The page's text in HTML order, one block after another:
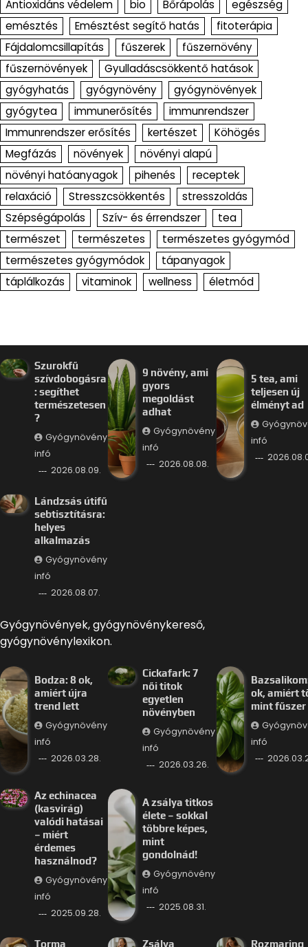
Antioxidáns védelem bio Bőrápolás
egészség
emésztés
Emésztést segítő hatás
fitoterápia
Fájdalomcsillapítás
fűszerek
fűszernövény
fűszernövények
Gyulladáscsökkentő hatások
gyógyhatás
gyógynövény
gyógynövények
gyógytea
immunerősítés
immunrendszer
Immunrendszer erősítés
kertészet
Köhögés
Megfázás
növények
növényi alapú
növényi hatóanyagok
pihenés
receptek
relaxáció
Stresszcsökkentés
stresszoldás
Szépségápolás
Szív- és érrendszer
tea
természet
természetes
természetes gyógymód
természetes gyógymódok
tápanyagok
táplálkozás
vitaminok wellness életmód
Szurokfű
szívdobogásra
: segíthet
természetesen
?
Gyógynövény
infó
2026.08.09.
9 növény, ami
gyors
megoldást
adhat
Gyógynövény
infó
2026.08.08.
5 tea, ami
teljesen új
élményt ad
infó
Lándzsás útifű
sebtisztításra:
helyes
alkalmazás
Gyógynövény
infó
2026.08.07.
Gyógynövények, gyógynövénykereső,
gyógynövénylexikon.
Bodza: 8 ok,
amiért újra
trend lett
Gyógynövény
infó
2026.03.28.
Cickafark: 7
női titok
egyetlen
növényben
Gyógynövény
infó
2026.03.26.
ok, amiért
mint fűszer
infó
Az echinacea
(kasvirág)
valódi hatásai
– miért
érdemes
használnod?
Gyógynövény
infó
2025.09.28.
A zsálya titkos
élete – sokkal
többre képes,
mint
gondolnád!
Gyógynövény
infó
2025.08.31.
Torma
Zsálya
Rozmaring